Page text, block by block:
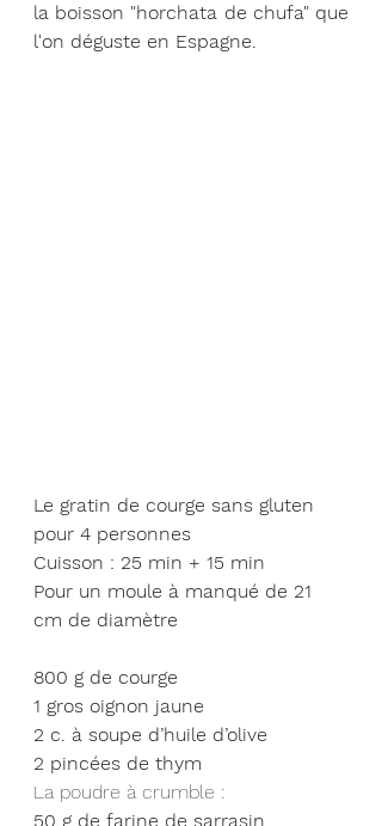
la boisson "horchata de chufa" que
l'on déguste en Espagne.
Le gratin de courge sans gluten
pour 4 personnes
Cuisson : 25 min + 15 min
Pour un moule à manqué de 21
cm de diamètre
800 g de courge
1 gros oignon jaune
2 c. à soupe d’huile d’olive
2 pincées de thym
La poudre à crumble :
50 g de farine de sarrasin